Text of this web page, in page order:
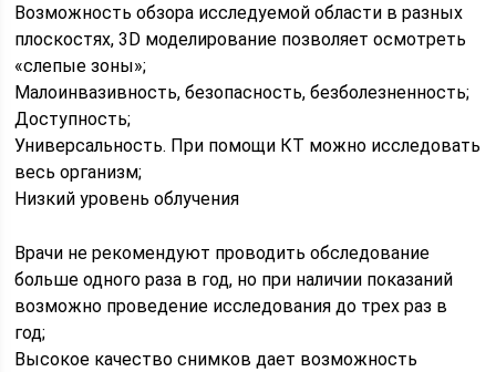
Возможность обзора исследуемой области в разных
плоскостях, 3D моделирование позволяет осмотреть
«слепые зоны»;
Малоинвазивность, безопасность, безболезненность;
Доступность;
Универсальность. При помощи КТ можно исследовать
весь организм;
Низкий уровень облучения
Врачи не рекомендуют проводить обследование
больше одного раза в год, но при наличии показаний
возможно проведение исследования до трех раз в
год;
Высокое качество снимков дает возможность